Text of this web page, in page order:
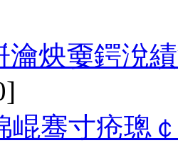
瀹炴嫑鍔涗
崐骞寸疮璁